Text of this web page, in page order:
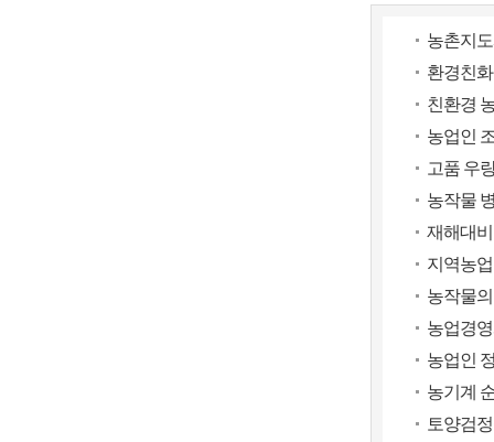
농촌지
환경친
친환경
농업인
고품 우
농작물
재해대
지역농
농작물
농업경
농업인
농기계
토양검